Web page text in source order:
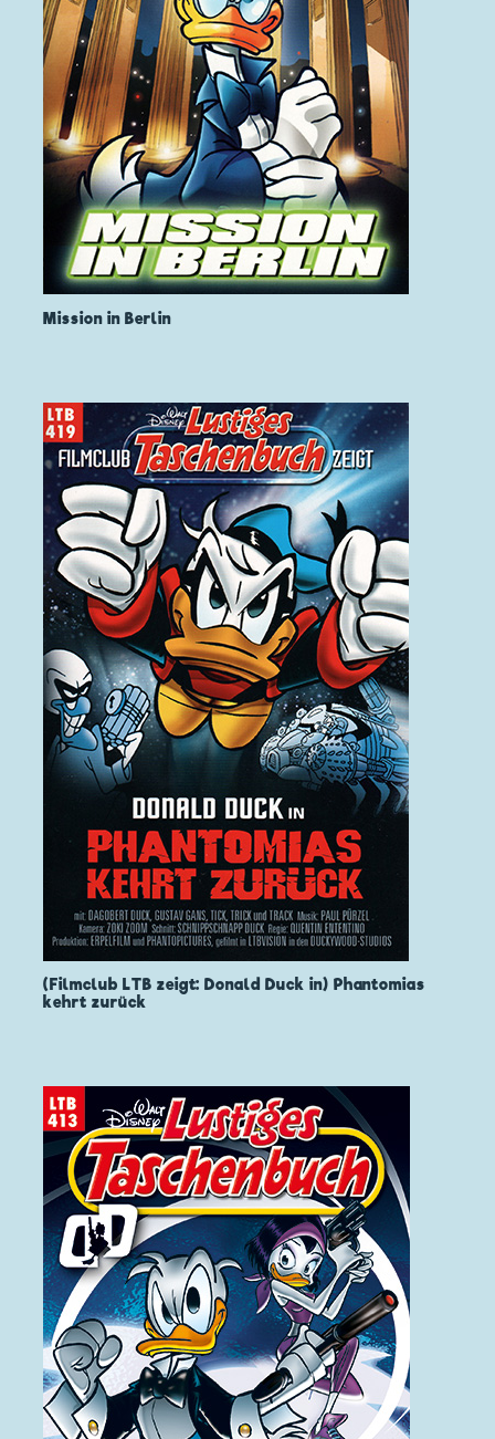
Mission in Berlin
(Filmclub LTB zeigt: Donald Duck in) Phantomias
kehrt zurück